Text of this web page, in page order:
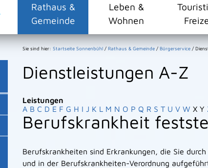
Rathaus &
Gemeinde
Leben &
Wohnen
Sie sind hier: Startseite Sonnenbühl / Rathaus & Gemeinde / Bürgerservice /
Dienstleistungen A-Z
Leistungen
A B C D E F G H I J K L M N O P Q R S T U V W X Y
Berufskrankheit
Berufskrankheiten sind Erkrankungen, die Sie
und in der Berufskrankheiten-Verordnung